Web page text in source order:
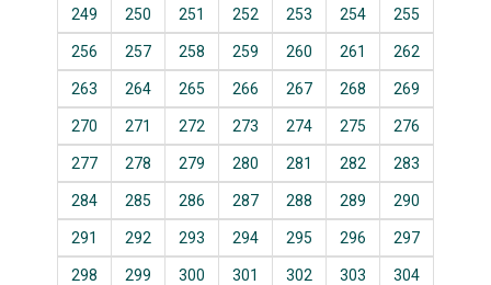
249 250 251 252 253 254 255
256 257 258 259 260 261 262
263 264 265 266 267 268 269
270 271 272 273 274 275 276
277 278 279 280 281 282 283
284 285 286 287 288 289 290
291 292 293 294 295 296 297
298 299 300 301 302 303 304